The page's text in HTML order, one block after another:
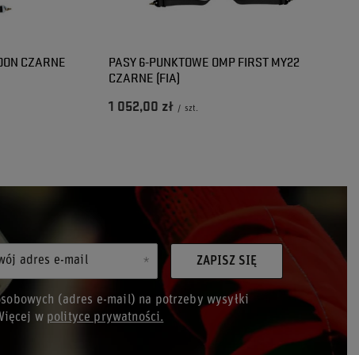
CZARNE
PASY 6-PUNKTOWE OMP FIRST MY22
CZARNE (FIA)
1 052,00 zł / szt.
adres e-mail
(adres e-mail) na potrzeby wysyłki
w polityce prywatności.
ZAPISZ SIĘ